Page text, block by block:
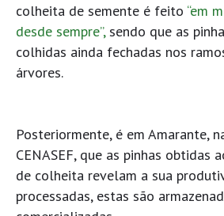
colheita de semente é feito “em
desde sempre”,sendo que as
colhidas ainda fechadas nos
árvores.
Posteriormente, é em Amarante,
CENASEF, que as pinhas obtidas
de colheita revelam a sua
processadas, estas são